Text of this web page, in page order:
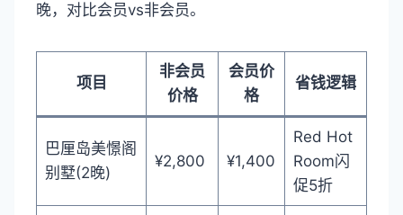
晚，对比会员vs非会员。
项目
非会员
价格
会员价
格
省钱逻辑
巴厘岛美憬阁
别墅(2晚)
¥2,800 ¥1,400
Red Hot
Room闪
促5折